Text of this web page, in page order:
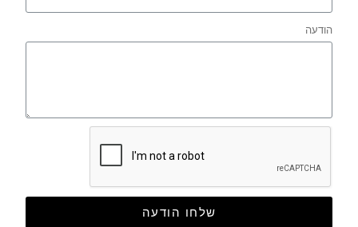
הודעה
שלחו הודעה